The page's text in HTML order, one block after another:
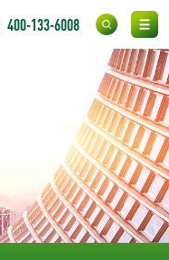
400-133-6008
金属硬度测试
喷嘴检测
气弹簧检测